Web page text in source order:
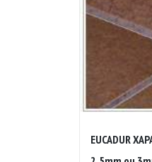
EUCADUR